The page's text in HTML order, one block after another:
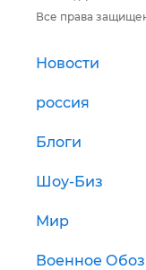
Все права
Новости
россия
Блоги
Шоу-Биз
Мир
Военное